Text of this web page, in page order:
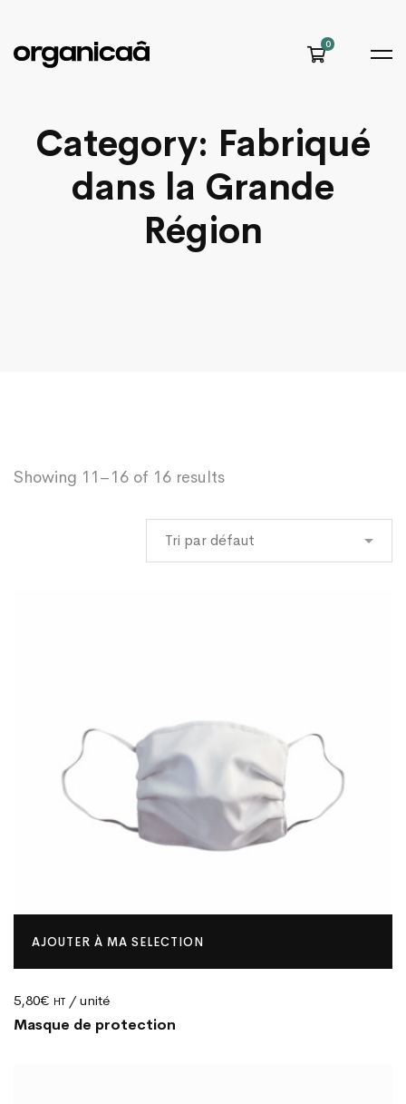
Category: Fabriqué
dans la Grande
Région
Showing 11–16 of 16 results
AJOUTER À MA SELECTION
5,80€ HT / unité
Masque de protection